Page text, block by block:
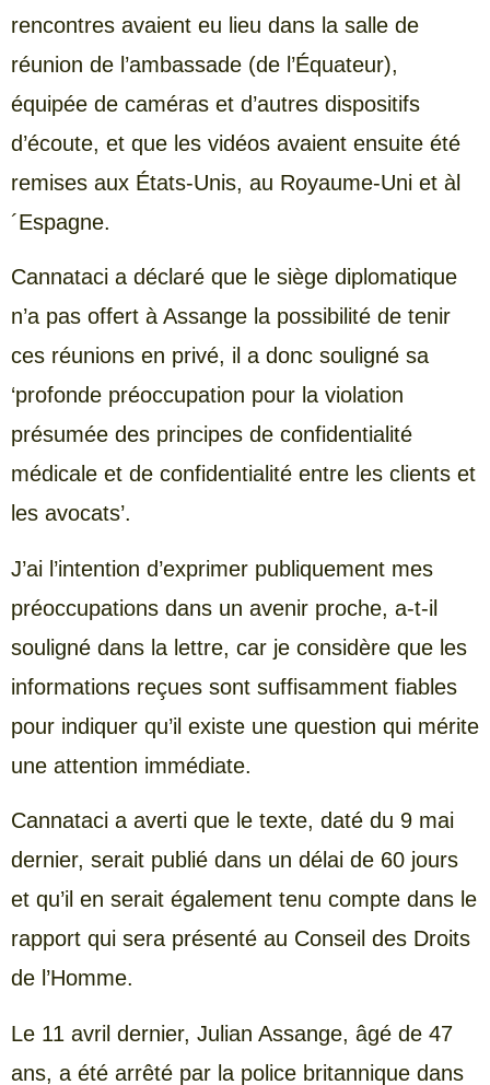
rencontres avaient eu lieu dans la salle de
réunion de l’ambassade (de l’Équateur),
équipée de caméras et d’autres dispositifs
d’écoute, et que les vidéos avaient ensuite été
remises aux États-Unis, au Royaume-Uni et àl
´Espagne.
Cannataci a déclaré que le siège diplomatique
n’a pas offert à Assange la possibilité de tenir
ces réunions en privé, il a donc souligné sa
‘profonde préoccupation pour la violation
présumée des principes de confidentialité
médicale et de confidentialité entre les clients et
les avocats’.
J’ai l’intention d’exprimer publiquement mes
préoccupations dans un avenir proche, a-t-il
souligné dans la lettre, car je considère que les
informations reçues sont suffisamment fiables
pour indiquer qu’il existe une question qui mérite
une attention immédiate.
Cannataci a averti que le texte, daté du 9 mai
dernier, serait publié dans un délai de 60 jours
et qu’il en serait également tenu compte dans le
rapport qui sera présenté au Conseil des Droits
de l’Homme.
Le 11 avril dernier, Julian Assange, âgé de 47
ans, a été arrêté par la police britannique dans